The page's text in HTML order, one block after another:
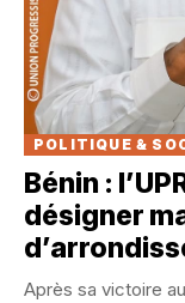
POLITIQUE &
Bénin :
désigner
Après sa victoire